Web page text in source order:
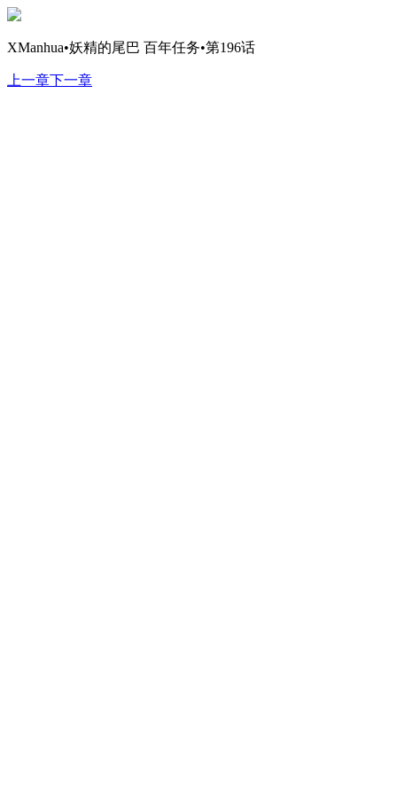
XManhua•妖精的尾巴 百年任务•第196话
上一章下一章